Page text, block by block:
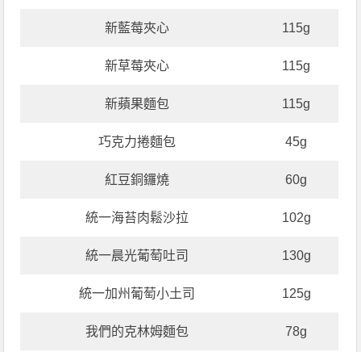
新藍莓夾心 115g
新草莓夾心 115g
新蘋果麵包 115g
巧克力捲麵包 45g
紅豆銅鑼燒 60g
統一海苔肉鬆沙拉 102g
統一晨光葡萄吐司 130g
統一加州葡萄小土司 125g
我們的克林姆麵包 78g